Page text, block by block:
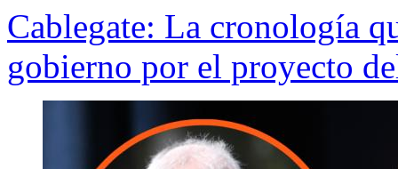
Cablegate: La cronología
gobierno por el proyecto